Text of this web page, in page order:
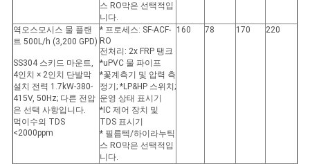
스 RO막은 선택적입
니다.
역오스모시스 물 플랜
트 500L/h (3,200 GPD)
SS304 스키드 마운트,
4인치 × 2인치 단발막
설치 전력 1.7kW-380-
415V, 50Hz; 다른 전압
은 선택 사항입니다.
먹이수의 TDS
<2000ppm
* 프로세스: SF-ACF-
RO
전처리: 2x FRP 탱크
*uPVC 물 파이프
*꽃계측기 및 압력 측
정기; *LP&HP 스위치;
운영 상태 표시기
*IC 제어 장치 및
TDS 표시기
* 필름텍/하이라누틱
스 RO막은 선택적입
니다.
160 78 170 220